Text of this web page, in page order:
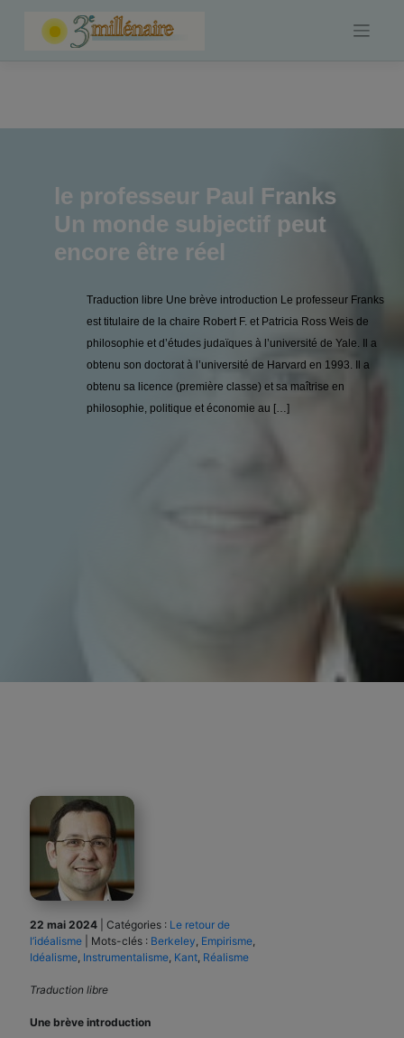
le professeur Paul Franks
Un monde subjectif peut
encore être réel
Traduction libre Une brève introduction Le professeur Franks
est titulaire de la chaire Robert F. et Patricia Ross Weis de
philosophie et d’études judaïques à l’université de Yale. Il a
obtenu son doctorat à l’université de Harvard en 1993. Il a
obtenu sa licence (première classe) et sa maîtrise en
philosophie, politique et économie au […]
22 mai 2024 Catégories : Le retour de
l’idéalisme
Mots-clés : Berkeley Empirisme
Idéalisme Instrumentalisme Kant Réalisme
Traduction libre
Une brève introduction